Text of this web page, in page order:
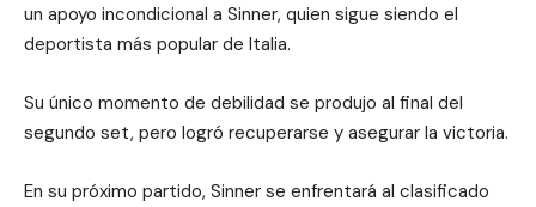
un apoyo incondicional a Sinner, quien sigue siendo el
deportista más popular de Italia.
Su único momento de debilidad se produjo al final del
segundo set, pero logró recuperarse y asegurar la victoria.
En su próximo partido, Sinner se enfrentará al clasificado